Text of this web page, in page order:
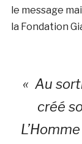
le message
la Fondation
« Au
créé